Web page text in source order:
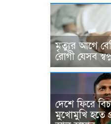
মৃত্যুর আগে
রোগী যেসব
দেশে ফিরে
মুখোমুখি হতে